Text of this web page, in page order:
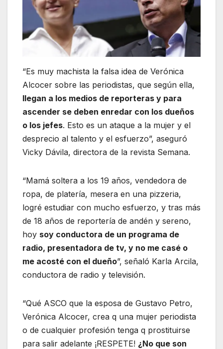
“Es muy machista la falsa idea de Verónica
Alcocer sobre las periodistas, que según ella,
llegan a los medios de reporteras y para
ascender se deben enredar con los dueños
o los jefes. Esto es un ataque a la mujer y el
desprecio al talento y el esfuerzo”, aseguró
Vicky Dávila, directora de la revista Semana.
“Mamá soltera a los 19 años, vendedora de
ropa, de platería, mesera en una pizzeria,
logré estudiar con mucho esfuerzo, y tras más
de 18 años de reportería de andén y sereno,
hoy soy conductora de un programa de
radio, presentadora de tv, y no me casé o
me acosté con el dueño”, señaló Karla Arcila,
conductora de radio y televisión.
“Qué ASCO que la esposa de Gustavo Petro,
Verónica Alcocer, crea q una mujer periodista
o de cualquier profesión tenga q prostituirse
para salir adelante ¡RESPETE! ¿No que son